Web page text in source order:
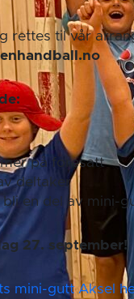
rettes til vår
på foresatt
deltaker
en del av mini-
27. september!
mini-gutt Aksel